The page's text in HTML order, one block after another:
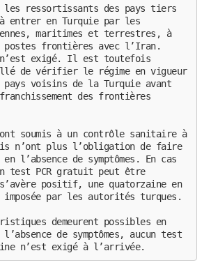
les ressortissants des pays tiers
entrer en Turquie par les
maritimes et terrestres, à
postes frontières avec l’Iran.
n’est exigé. Il est toutefois
de vérifier le régime en vigueur
pays voisins de la Turquie avant
des frontières
soumis à un contrôle sanitaire à
n’ont plus l’obligation de faire
l’absence de symptômes. En cas
test PCR gratuit peut être
positif, une quatorzaine en
par les autorités turques.
demeurent possibles en
de symptômes, aucun test
n’est exigé à l’arrivée.